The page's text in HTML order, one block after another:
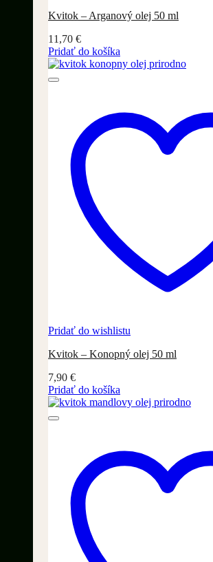
Kvitok – Arganový olej 50 ml
11,70 €
Pridať do košíka
Pridať do wishlistu
Kvitok – Konopný olej 50 ml
7,90 €
Pridať do košíka